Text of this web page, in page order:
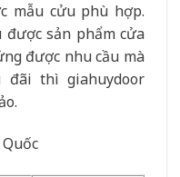
mẫu cửu phù hợp.
sản phẩm cửa
được nhu cầu mà
thì giahuydoor